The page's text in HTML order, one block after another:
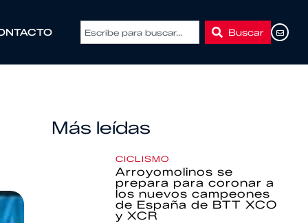
Buscar
Más leídas
CICLISMO
Arroyomolinos se
prepara para coronar a
los nuevos campeones
de España de BTT XCO
y XCR